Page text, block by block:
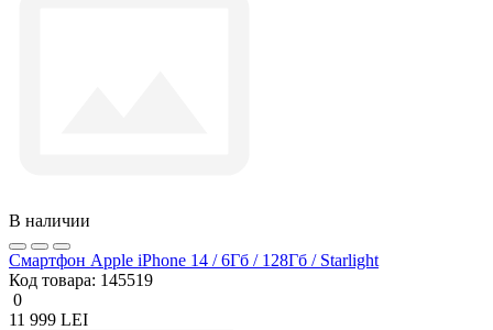
В наличии
Смартфон Apple iPhone 14 / 6Гб / 128Гб / Starlight
Код товара: 145519
0
11 999 LEI